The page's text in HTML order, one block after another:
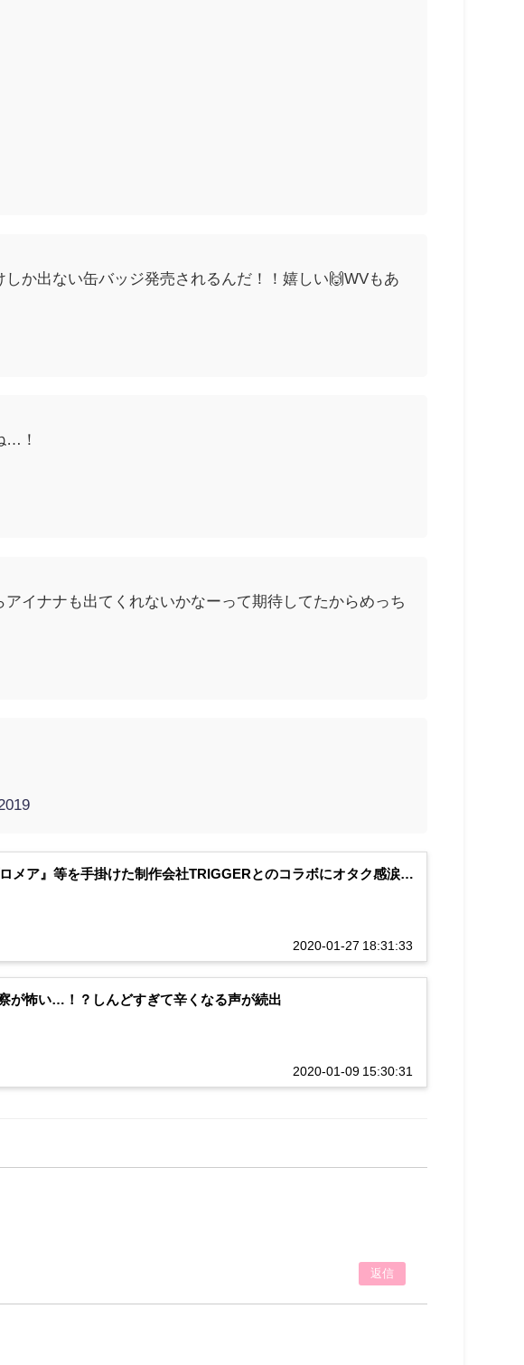
か出ない缶バッジ発売されるんだ！！嬉しい🙌WVもあ
…！
イナナも出てくれないかなーって期待してたからめっち
メア』等を手掛けた制作会社TRIGGERとのコラボにオタク感涙…
2020-01-27 18:31:33
が怖い…！？しんどすぎて辛くなる声が続出
2020-01-09 15:30:31
返信